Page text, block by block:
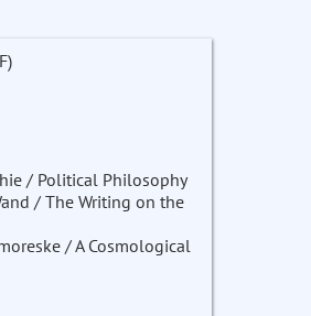
/ Political Philosophy
/ The Writing on the
/ A Cosmological